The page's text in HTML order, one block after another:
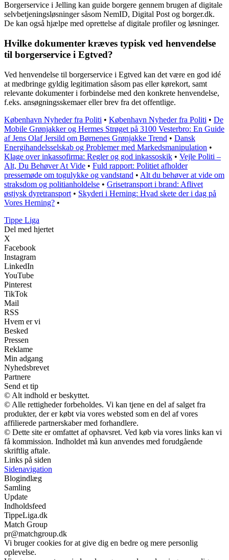
Borgerservice i Jelling kan guide borgere gennem brugen af digitale
selvbetjeningsløsninger såsom NemID, Digital Post og borger.dk.
De kan også hjælpe med oprettelse af digitale profiler og løsninger.
Hvilke dokumenter kræves typisk ved henvendelse
til borgerservice i Egtved?
Ved henvendelse til borgerservice i Egtved kan det være en god idé
at medbringe gyldig legitimation såsom pas eller kørekort, samt
relevante dokumenter i forbindelse med den konkrete henvendelse,
f.eks. ansøgningsskemaer eller brev fra det offentlige.
København Nyheder fra Politi • København Nyheder fra Politi • De
Mobile Grønjakker og Hermes Strøget på 3100 Vesterbro: En Guide
af Jens Olaf Jersild om Børnenes Grønjakke Trend • Dansk
Energihandelsselskab og Problemer med Markedsmanipulation •
Klage over inkassofirma: Regler og god inkassoskik • Vejle Politi –
Alt, Du Behøver At Vide • Fuld rapport: Politiet afholder
pressemøde om togulykke og vandstand • Alt du behøver at vide om
straksdom og politianholdelse • Grisetransport i brand: Aflivet
østjysk dyretransport • Skyderi i Herning: Hvad skete der i dag på
Vores Herning? •
Tippe Liga
Del med hjertet
X
Facebook
Instagram
LinkedIn
YouTube
Pinterest
TikTok
Mail
RSS
Hvem er vi
Besked
Pressen
Reklame
Min adgang
Nyhedsbrevet
Partnere
Send et tip
© Alt indhold er beskyttet.
© Alle rettigheder forbeholdes. Vi kan tjene en del af salget fra
produkter, der er købt via vores websted som en del af vores
affilierede partnerskaber med forhandlere.
© Dette site er omfattet af ophavsret. Ved køb via vores links kan vi
få kommission. Indholdet må kun anvendes med forudgående
skriftlig aftale.
Links på siden
Sidenavigation
Blogindlæg
Samling
Update
Indholdsfeed
TippeLiga.dk
Match Group
pr@matchgroup.dk
Vi bruger cookies for at give dig en bedre og mere personlig
oplevelse.